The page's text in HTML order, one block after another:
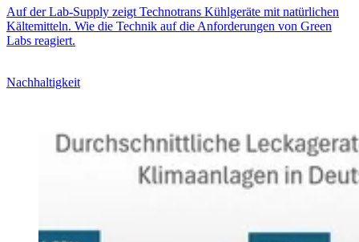
Auf der Lab-Supply zeigt Technotrans Kühlgeräte mit natürlichen
Kältemitteln. Wie die Technik auf die Anforderungen von Green
Labs reagiert.
Nachhaltigkeit